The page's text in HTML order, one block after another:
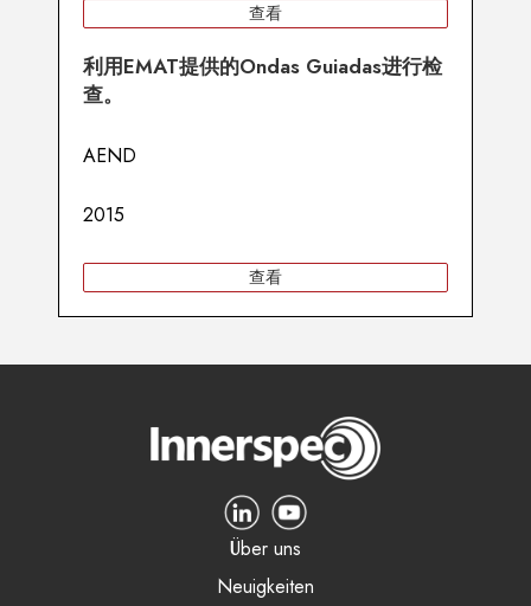
查看
利用EMAT提供的Ondas Guiadas进行检
查。
AEND
2015
查看
Über uns
Neuigkeiten